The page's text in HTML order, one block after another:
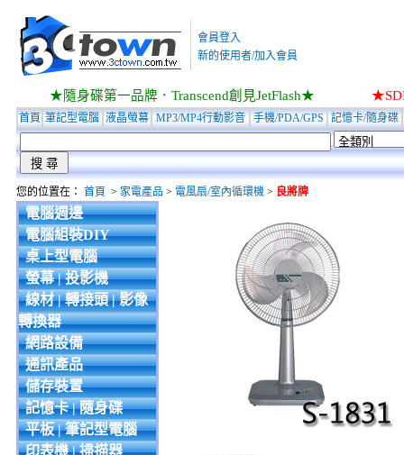
會員登入
新的使用者/加入會員
★隨身碟第一品牌．Transcend創見JetFlash★
首頁 筆記型電腦 液晶螢幕 MP3/MP4行動影音 手機/PDA/GPS 記憶卡/隨身碟
您的位置在： 首頁 > 家電產品 > 電風扇/室內循環機> 良將牌
電腦週邊
電腦組裝DIY
桌上型電腦
螢幕 | 投影機
線材 | 轉接頭 | 影像
轉換器
網路設備
通訊產品
儲存裝置
記憶卡 | 隨身碟
平板 | 筆記型電腦
印表機 | 掃描器